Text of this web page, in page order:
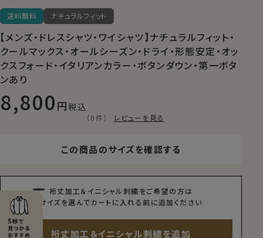
送料無料 ナチュラルフィット
【メンズ・ドレスシャツ・ワイシャツ】ナチュラルフィット・
クールマックス・オールシーズン・ドライ・形態安定・オッ
クスフォード・イタリアンカラー・ボタンダウン・第一ボタ
ンあり
8,800 税込
（0件） レビューを見る
この商品のサイズを確認する
裄丈加工＆イニシャル刺繍をご希望の方は
サイズを選んでカートに入れる前に追加ください
裄丈加工＆イニシャル刺繍を追加